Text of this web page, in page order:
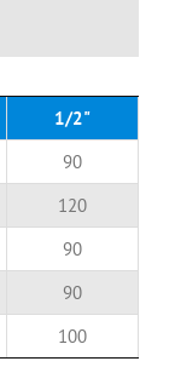
1/2"
90
120
90
90
100